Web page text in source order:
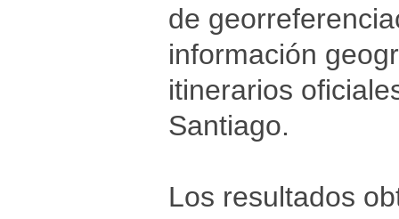
de
información
itinerarios
Santiago.
Los resultados